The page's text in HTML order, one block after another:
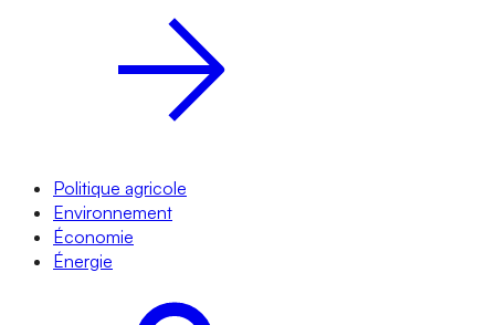
Politique agricole
Environnement
Économie
Énergie